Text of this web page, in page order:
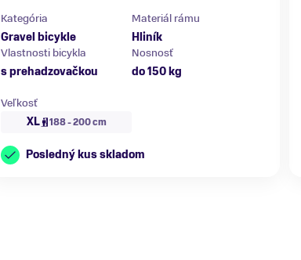
Kategória
Gravel bicykle
Materiál rámu
Hliník
Vlastnosti bicykla
s prehadzovačkou
Nosnosť
do 150 kg
Veľkosť
XL
188 - 200 cm
Posledný kus skladom